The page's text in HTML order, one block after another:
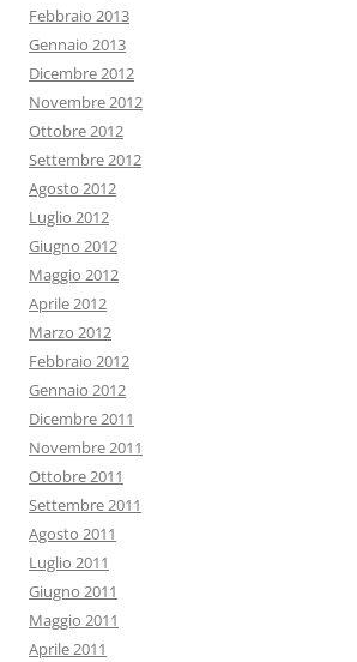
Febbraio 2013
Gennaio 2013
Dicembre 2012
Novembre 2012
Ottobre 2012
Settembre 2012
Agosto 2012
Luglio 2012
Giugno 2012
Maggio 2012
Aprile 2012
Marzo 2012
Febbraio 2012
Gennaio 2012
Dicembre 2011
Novembre 2011
Ottobre 2011
Settembre 2011
Agosto 2011
Luglio 2011
Giugno 2011
Maggio 2011
Aprile 2011